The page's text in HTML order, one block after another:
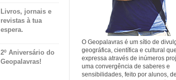
Livros, jornais e
revistas à tua
espera.
2º Aniversário do
Geopalavras!
O Geopalavras é um sítio de
geográfica, científica e cultural
expressa através de inúmeros
uma convergência de saberes e
sensibilidades, feito por alunos, de